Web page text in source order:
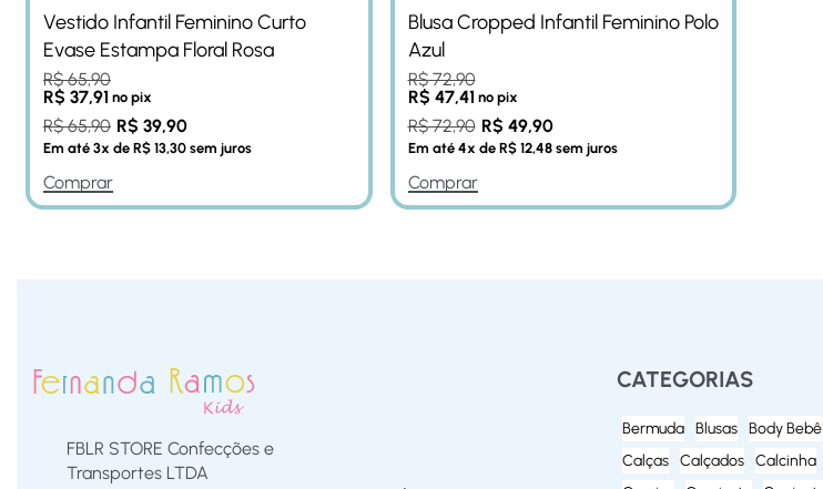
Vestido Infantil Feminino Curto
Evase Estampa Floral Rosa
R$65,90
R$ 37,91 no pix
R$65,90 R$ 39,90
Em até 3x de R$ 13,30 sem juros
Comprar
Blusa Cropped Infantil Feminino Polo
Azul
R$72,90
R$ 47,41 no pix
R$72,90 R$ 49,90
Em até 4x de R$12,48sem juros
Comprar
FBLR STORE Confecções e
Transportes LTDA
CATEGORIAS
Bermuda Blusas
Body Bebê
Calças
Calçados
Calcinha